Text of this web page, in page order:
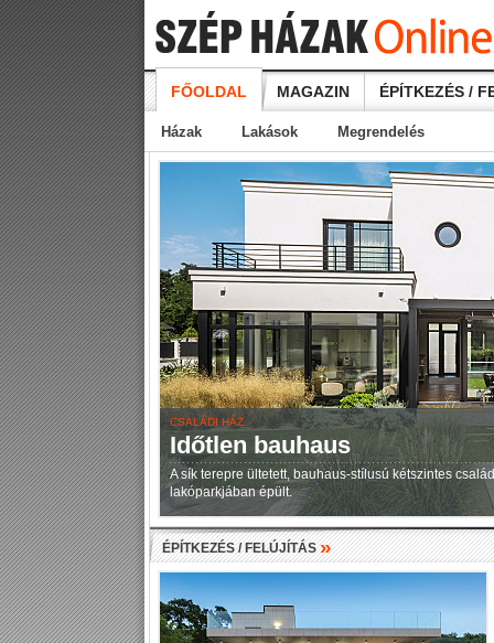
FŐOLDAL MAGAZIN ÉPÍTKEZÉS /
Házak Lakások Megrendelés
CSALÁDI HÁZ
Időtlen bauhaus
A sík terepre ültetett, bauhaus-stílusú kétszintes
lakóparkjában épült.
ÉPÍTKEZÉS / FELÚJÍTÁS»